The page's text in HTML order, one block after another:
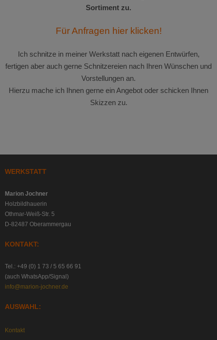
Sortiment zu.
Für Anfragen hier klicken!
Ich schnitze in meiner Werkstatt nach eigenen Entwürfen,
fertigen aber auch gerne Schnitzereien nach Ihren Wünschen und
Vorstellungen an.
Hierzu mache ich Ihnen gerne ein Angebot oder schicken Ihnen
Skizzen zu.
WERKSTATT
Marion Jochner
Holzbildhauerin
Othmar-Weiß-Str. 5
D-82487 Oberammergau
KONTAKT:
Tel.: +49 (0) 1 73 / 5 65 66 91
(auch WhatsApp/Signal)
info@marion-jochner.de
AUSWAHL:
Kontakt